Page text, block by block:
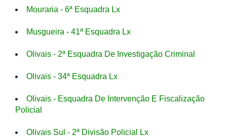
Mouraria - 6ª Esquadra Lx
Musgueira - 41ª Esquadra Lx
Olivais - 2ª Esquadra De Investigação Criminal
Olivais - 34ª Esquadra Lx
Olivais - Esquadra De Intervenção E Fiscalização
Policial
Olivais Sul - 2ª Divisão Policial Lx